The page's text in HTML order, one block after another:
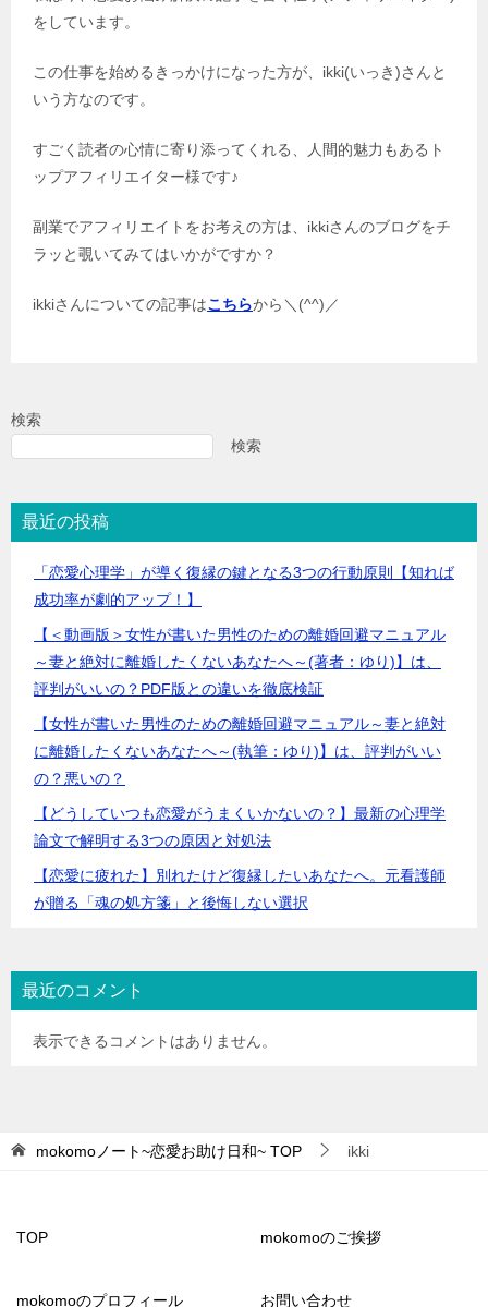
をしています。
この仕事を始めるきっかけになった方が、ikki(いっき)さんと
いう方なのです。
すごく読者の心情に寄り添ってくれる、人間的魅力もあるト
ップアフィリエイター様です♪
副業でアフィリエイトをお考えの方は、ikkiさんのブログをチ
ラッと覗いてみてはいかがですか？
ikkiさんについての記事はこちらから＼(^^)／
検索
検索
最近の投稿
「恋愛心理学」が導く復縁の鍵となる3つの行動原則【知れば
成功率が劇的アップ！】
【＜動画版＞女性が書いた男性のための離婚回避マニュアル
～妻と絶対に離婚したくないあなたへ～(著者：ゆり)】は、
評判がいいの？PDF版との違いを徹底検証
【女性が書いた男性のための離婚回避マニュアル～妻と絶対
に離婚したくないあなたへ～(執筆：ゆり)】は、評判がいい
の？悪いの？
【どうしていつも恋愛がうまくいかないの？】最新の心理学
論文で解明する3つの原因と対処法
【恋愛に疲れた】別れたけど復縁したいあなたへ。元看護師
が贈る「魂の処方箋」と後悔しない選択
最近のコメント
表示できるコメントはありません。
mokomoノート~恋愛お助け日和~ TOP ikki
TOP mokomoのご挨拶
mokomoのプロフィール お問い合わせ